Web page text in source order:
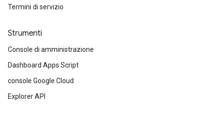
Termini di servizio
Strumenti
Console di amministrazione
Dashboard Apps Script
console Google Cloud
Explorer API